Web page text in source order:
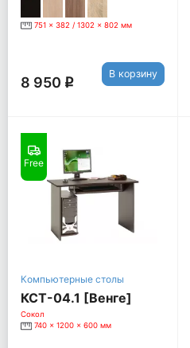
751 x 382 / 1302 x 802 мм
8 950 q
В корзину
Free
Компьютерные столы
КСТ-04.1 [Венге]
Сокол
740 x 1200 x 600 мм